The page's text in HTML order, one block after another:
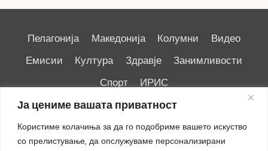
Ја цениме вашата приватност
Користиме колачиња за да го подобриме вашето искуство
со прелистување, да опслужуваме персонализирани
Пелагонија Македонија Колумни
Видео
Емисии
Култура Здравје
Занимливости
Спорт
ИРИС